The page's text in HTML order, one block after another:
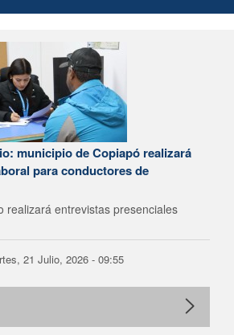
municipio de Copiapó realizará
para conductores de
realizará entrevistas presenciales
21 Julio, 2026 - 09:55